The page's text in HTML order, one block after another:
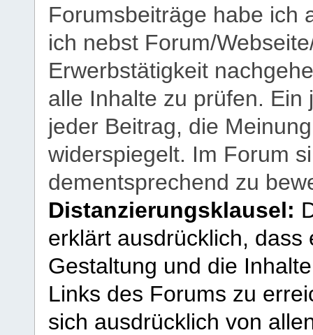
Forumsbeiträge habe ich
ich nebst Forum/
Erwerbstätigkeit
alle Inhalte zu prüfen.
jeder Beitrag, die
widerspiegelt. Im Forum
dementsprechend zu
Distanzierungsklausel:
erklärt ausdrücklich,
Gestaltung und die
Links des Forums zu
sich ausdrücklich von